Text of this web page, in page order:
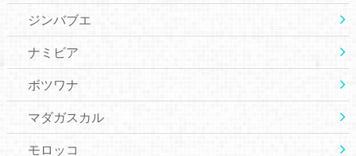
ジンバブエ
ナミビア
ボツワナ
マダガスカル
モロッコ